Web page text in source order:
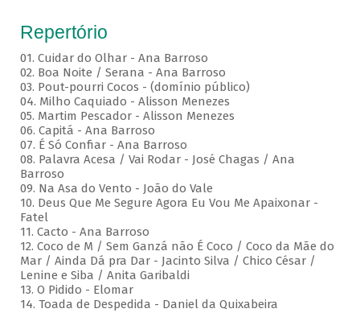
Repertório
01. Cuidar do Olhar - Ana Barroso
02. Boa Noite / Serana - Ana Barroso
03. Pout-pourri Cocos - (domínio público)
04. Milho Caquiado - Alisson Menezes
05. Martim Pescador - Alisson Menezes
06. Capitá - Ana Barroso
07. É Só Confiar - Ana Barroso
08. Palavra Acesa / Vai Rodar - José Chagas / Ana
Barroso
09. Na Asa do Vento - João do Vale
10. Deus Que Me Segure Agora Eu Vou Me Apaixonar -
Fatel
11. Cacto - Ana Barroso
12. Coco de M / Sem Ganzá não É Coco / Coco da Mãe do
Mar / Ainda Dá pra Dar - Jacinto Silva / Chico César /
Lenine e Siba / Anita Garibaldi
13. O Pidido - Elomar
14. Toada de Despedida - Daniel da Quixabeira